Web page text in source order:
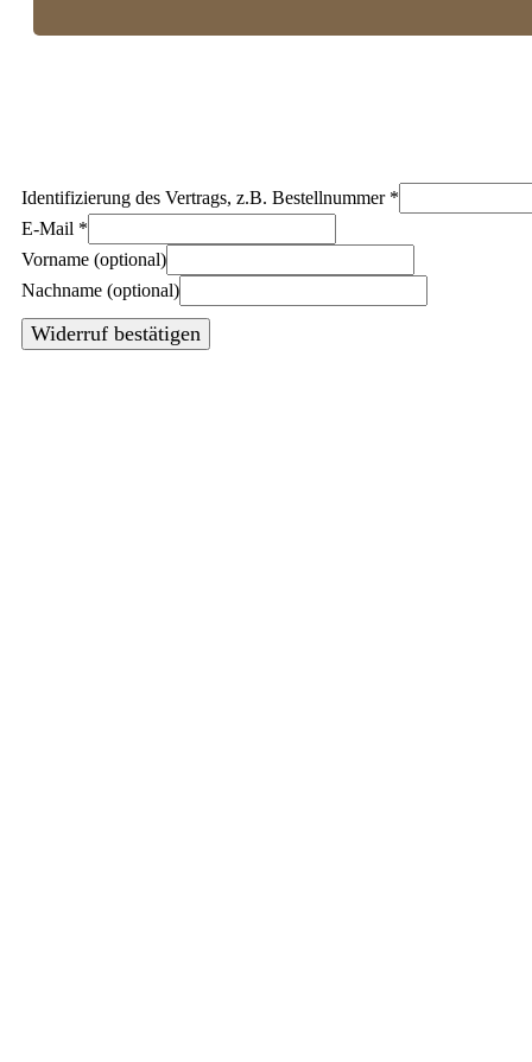
Identifizierung des Vertrags, z.B. Bestellnummer *
E-Mail *
E-
Mail
(wiederholen)*
Vorname (optional)
Nachname (optional)
Widerruf bestätigen